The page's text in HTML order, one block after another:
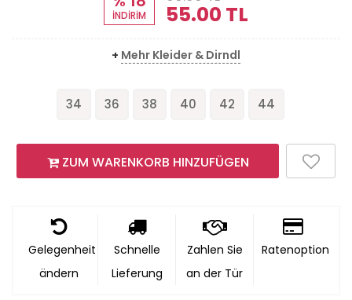
İNDİRİM 55.00 TL
+ Mehr Kleider & Dirndl
34 36 38 40 42 44
ZUM WARENKORB HINZUFÜGEN
Gelegenheit
ändern
Schnelle
Lieferung
Zahlen Sie
an der Tür
Ratenoption